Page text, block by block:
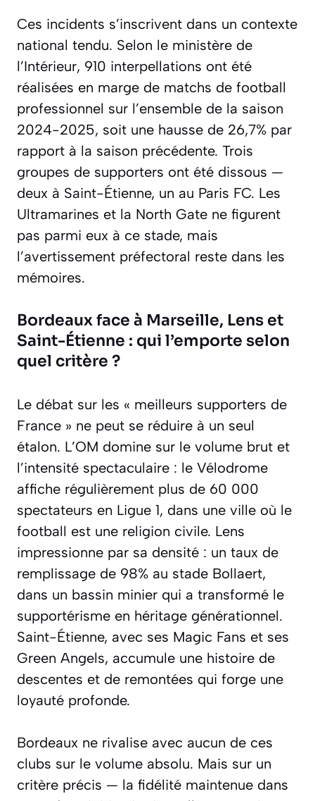
Ces incidents s’inscrivent dans un contexte
national tendu. Selon le ministère de
l’Intérieur, 910 interpellations ont été
réalisées en marge de matchs de football
professionnel sur l’ensemble de la saison
2024-2025, soit une hausse de 26,7% par
rapport à la saison précédente. Trois
groupes de supporters ont été dissous —
deux à Saint-Étienne, un au Paris FC. Les
Ultramarines et la North Gate ne figurent
pas parmi eux à ce stade, mais
l’avertissement préfectoral reste dans les
mémoires.
Bordeaux face à Marseille, Lens et
Saint-Étienne : qui l’emporte selon
quel critère ?
Le débat sur les « meilleurs supporters de
France » ne peut se réduire à un seul
étalon. L’OM domine sur le volume brut et
l’intensité spectaculaire : le Vélodrome
affiche régulièrement plus de 60 000
spectateurs en Ligue 1, dans une ville où le
football est une religion civile. Lens
impressionne par sa densité : un taux de
remplissage de 98% au stade Bollaert,
dans un bassin minier qui a transformé le
supportérisme en héritage générationnel.
Saint-Étienne, avec ses Magic Fans et ses
Green Angels, accumule une histoire de
descentes et de remontées qui forge une
loyauté profonde.
Bordeaux ne rivalise avec aucun de ces
clubs sur le volume absolu. Mais sur un
critère précis — la fidélité maintenue dans